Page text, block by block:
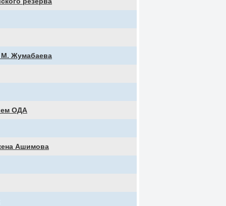
М. Жумабаева
ОДА
Ашимова